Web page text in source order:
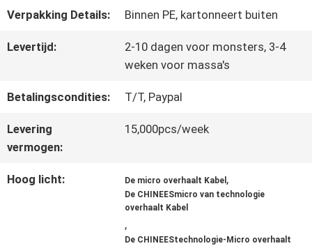
CONTACT
MET
Verpakking Details: Binnen PE, kartonneert buiten
Levertijd:
2-10 dagen voor monsters, 3-4
weken voor massa's
Betalingscondities: T/T, Paypal
Levering
vermogen:
15,000pcs/week
Hoog licht: De micro overhaalt Kabel ,
De CHINEESmicro van technologie
overhaalt Kabel
,
De CHINEEStechnologie-Micro overhaalt